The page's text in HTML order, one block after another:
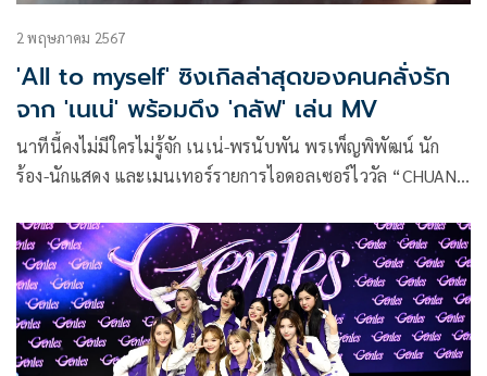
2 พฤษภาคม 2567
'All to myself' ซิงเกิลล่าสุดของคนคลั่งรัก
จาก 'เนเน่' พร้อมดึง 'กลัฟ' เล่น MV
นาทีนี้คงไม่มีใครไม่รู้จัก เนเน่-พรนับพัน พรเพ็ญพิพัฒน์ นัก
ร้อง-นักแสดง และเมนเทอร์รายการไอดอลเซอร์ไววัล “CHUANG